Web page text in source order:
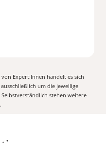
Expert:Innen handelt es sich
um die jeweilige
stehen weitere